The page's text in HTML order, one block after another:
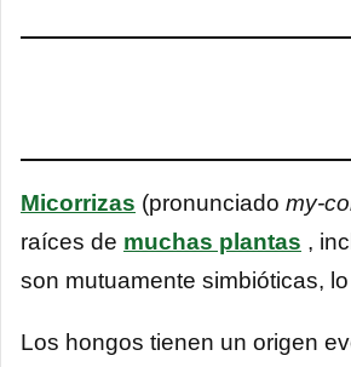
Micorrizas (pronunciado my-
raíces de muchas plantas ,
son mutuamente simbióticas,
Los hongos tienen un origen